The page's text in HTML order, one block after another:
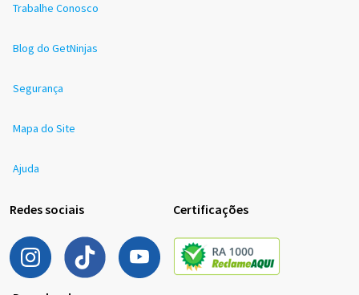
Trabalhe Conosco
Blog do GetNinjas
Segurança
Mapa do Site
Ajuda
Redes sociais Certificações